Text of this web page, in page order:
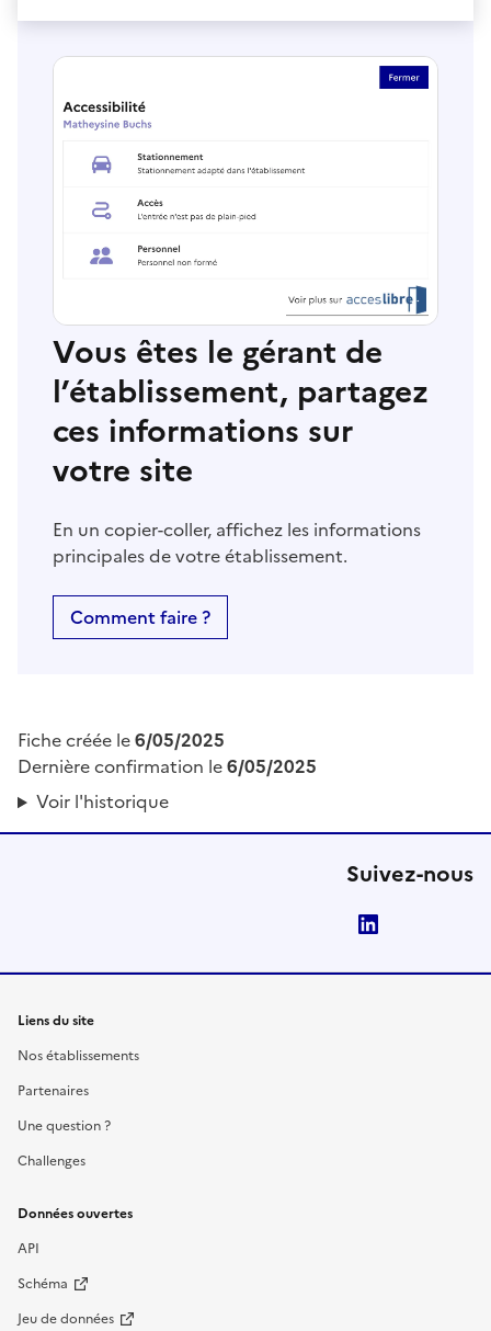
Vous êtes le gérant de
l’établissement, partagez
ces informations sur
votre site
En un copier-coller, affichez les informations
principales de votre établissement.
Comment faire ?
Fiche créée le6/05/2025
Dernière confirmation le6/05/2025
Voir l'historique
Suivez-nous
Liens du site
Nos établissements
Partenaires
Une question ?
Challenges
Données ouvertes
API
Schéma
Jeu de données